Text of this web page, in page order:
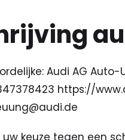
Audi AG
https://
keuze tegen een